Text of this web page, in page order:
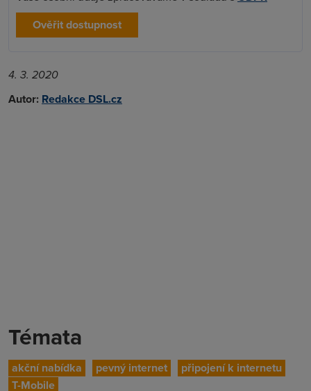
Ověřit dostupnost
4. 3. 2020
Autor: Redakce DSL.cz
Témata
akční nabídka pevný internet
připojení k internetu
T-Mobile